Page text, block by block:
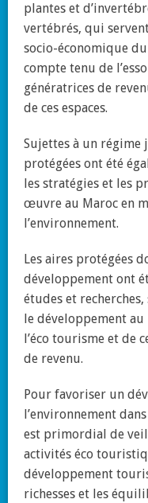
plantes et
vertébrés, qui
socio-économique
compte tenu de
génératrices de
de ces espaces.
Sujettes à un
protégées ont été
les stratégies et les
œuvre au Maroc en
l’environnement.
Les aires protégées
développement ont
études et
le développement
l’éco tourisme et de
de revenu.
Pour favoriser un
l’environnement
est primordial de
activités éco
développement
richesses et les